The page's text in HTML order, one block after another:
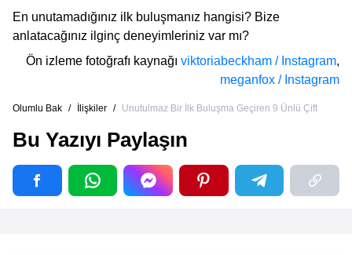
En unutamadığınız ilk buluşmanız hangisi? Bize
anlatacağınız ilginç deneyimleriniz var mı?
Ön izleme fotoğrafı kaynağı viktoriabeckham / Instagram,
meganfox / Instagram
Olumlu Bak / İlişkiler / Unutulmaz Bir İlk Buluşma Geçiren 9 Ünlü Çift
Bu Yazıyı Paylaşın